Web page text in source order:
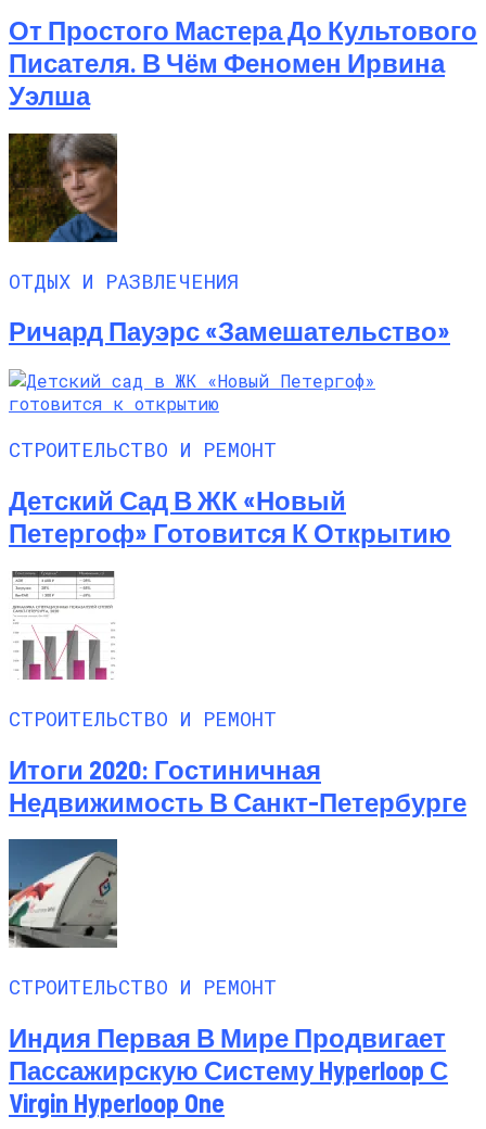
От Простого Мастера До Культового
Писателя. В Чём Феномен Ирвина
Уэлша
ОТДЫХ И РАЗВЛЕЧЕНИЯ
Ричард Пауэрс «Замешательство»
СТРОИТЕЛЬСТВО И РЕМОНТ
Детский Сад В ЖК «Новый
Петергоф» Готовится К Открытию
СТРОИТЕЛЬСТВО И РЕМОНТ
Итоги 2020: Гостиничная
Недвижимость В Санкт-Петербурге
СТРОИТЕЛЬСТВО И РЕМОНТ
Индия Первая В Мире Продвигает
Пассажирскую Систему Hyperloop С
Virgin Hyperloop One